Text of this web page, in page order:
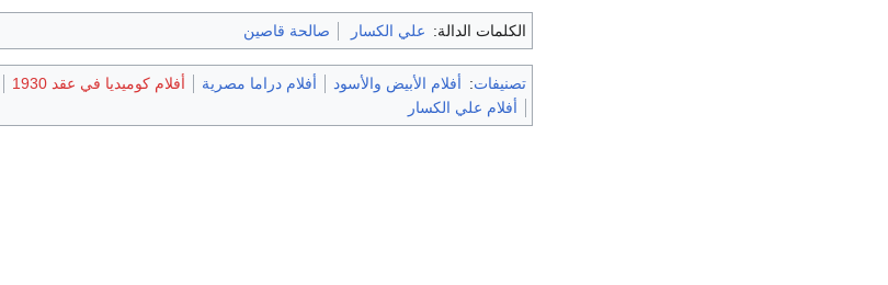
الكلمات الدالة: علي الكسار صالحة قاصين
تصنيفات: أفلام الأبيض والأسود أفلام دراما مصرية أفلام كوميديا في عقد 1930
أفلام علي الكسار